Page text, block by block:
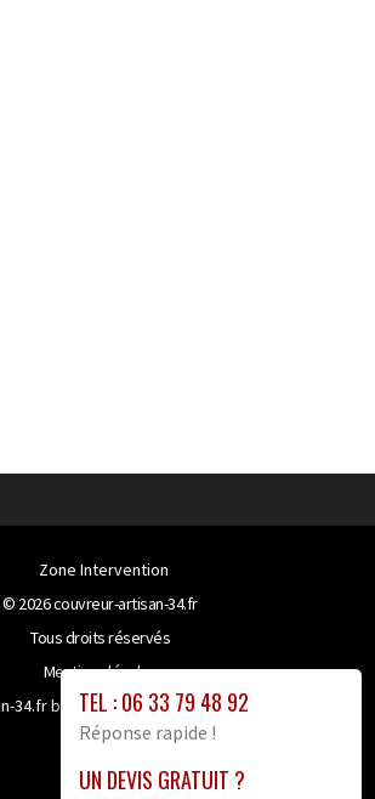
TEL : 06 33 79 48 92
Réponse rapide !
UN DEVIS GRATUIT ?
Zone Intervention
© 2026couvreur-artisan-34.fr
Tous droits réservés
Mentions légales
34.fr bénéficie de la technologie
site proxy